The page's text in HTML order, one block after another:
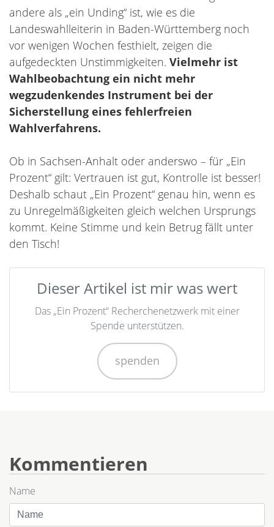
andere als „ein Unding“ ist, wie es die
Landeswahlleiterin in Baden-Württemberg noch
vor wenigen Wochen festhielt, zeigen die
aufgedeckten Unstimmigkeiten. Vielmehr ist
Wahlbeobachtung ein nicht mehr
wegzudenkendes Instrument bei der
Sicherstellung eines fehlerfreien
Wahlverfahrens.
Ob in Sachsen-Anhalt oder anderswo – für „Ein
Prozent“ gilt: Vertrauen ist gut, Kontrolle ist besser!
Deshalb schaut „Ein Prozent“ genau hin, wenn es
zu Unregelmäßigkeiten gleich welchen Ursprungs
kommt. Keine Stimme und kein Betrug fällt unter
den Tisch!
Dieser Artikel ist mir was wert
Das „Ein Prozent“ Recherchenetzwerk mit einer
Spende unterstützen.
spenden
Kommentieren
Name